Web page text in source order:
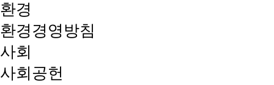
환경
환경경영방침
사회
사회공헌